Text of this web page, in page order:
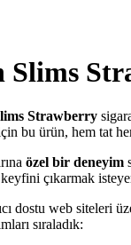
Slims
Strawberry
bu ürün, hem tat
özel bir deneyim
keyfini çıkarmak
dostu web siteleri
sıraladık: